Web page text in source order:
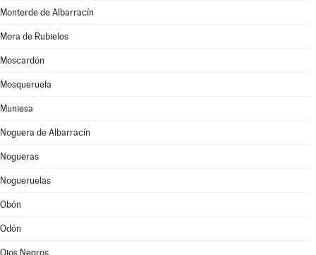
Monterde de Albarracín
Mora de Rubielos
Moscardón
Mosqueruela
Muniesa
Noguera de Albarracín
Nogueras
Nogueruelas
Obón
Odón
Ojos Negros